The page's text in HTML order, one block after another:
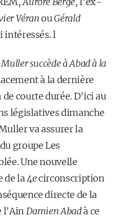
VéranouGérald
intéressés. l
succède à Abad à la
à la dernière
courte durée. D'ici au
législatives dimanche
va assurer la
groupe Les
Une nouvelle
de la 4ecirconscription
directe de la
l'AinDamien Abadà ce